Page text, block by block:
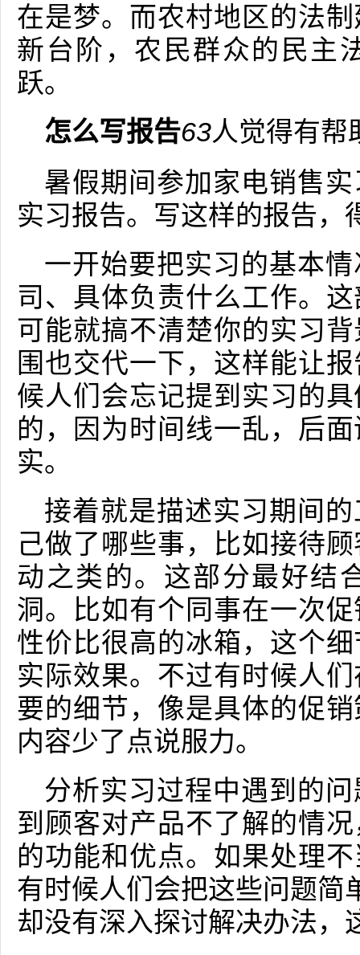
在是梦。而农村地区的法
新台阶，农民群众的民主
跃。
怎么写报告63人觉得有帮
暑假期间参加家电销售
实习报告。写这样的报告，
一开始要把实习的基本
司、具体负责什么工作。
可能就搞不清楚你的实习
围也交代一下，这样能让
候人们会忘记提到实习的
的，因为时间线一乱，后
实。
接着就是描述实习期间
己做了哪些事，比如接待
动之类的。这部分最好结
洞。比如有个同事在一次
性价比很高的冰箱，这个
实际效果。不过有时候人
要的细节，像是具体的促
内容少了点说服力。
分析实习过程中遇到的
到顾客对产品不了解的情
的功能和优点。如果处理
有时候人们会把这些问题简
却没有深入探讨解决办法，